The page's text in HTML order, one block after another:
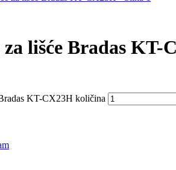
lišće Bradas KT-
KT-CX23H količina